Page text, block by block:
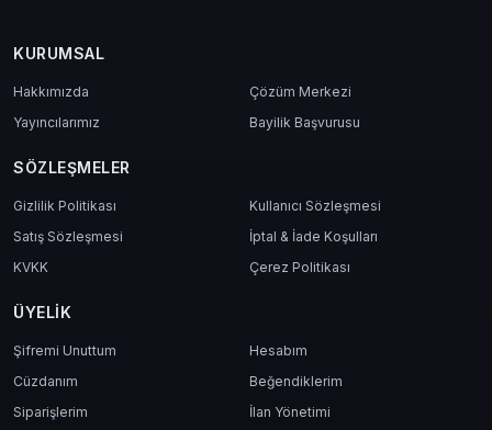
Kendi oyunun mu var? 6000 Robux bu alanda ciddi fark yaratır.
Oyun içi reklamlar sayesinde daha çok oyuncu çeker,
Eşya tasarımı yapar, satışa çıkarırsın,
Yükleme İşlemi Nasıl Yapılır?
Roblox hesabına giriş yap.
KURUMSAL
Hakkımızda
Çözüm Merkezi
Yayıncılarımız
Bayilik Başvurusu
SÖZLEŞMELER
Gizlilik Politikası
Kullanıcı Sözleşmesi
Satış Sözleşmesi
İptal & İade Koşulları
KVKK
Çerez Politikası
ÜYELIK
Şifremi Unuttum
Hesabım
Cüzdanım
Beğendiklerim
Siparişlerim
İlan Yönetimi